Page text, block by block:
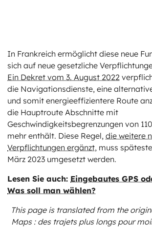
In Frankreich ermöglicht diese neue
sich auf neue gesetzliche
Ein Dekret vom 3. August 2022
die Navigationsdienste, eine
und somit energieeffizientere Route
die Hauptroute Abschnitte mit
Geschwindigkeitsbegrenzungen von
mehr enthält. Diese Regel, die weitere
Verpflichtungen ergänzt, muss
März 2023 umgesetzt werden.
Lesen Sie auch: Eingebautes GPS
Was soll man wählen?
This page is translated from the
Maps : des trajets plus longs pour